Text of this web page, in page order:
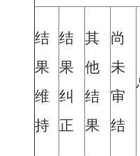
结
果
维
持
结
果
纠
正
其
他
结
果
尚
未
审
结